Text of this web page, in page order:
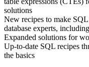
solutions
New recipes to make
database experts,
Expanded solutions for
Up-to-date SQL recipes
the basics